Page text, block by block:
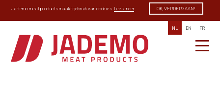
Jademo meat products maakt gebruik van cookies. Lees meer. OK, VERDERGAAN!
NL EN FR